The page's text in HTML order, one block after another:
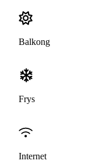
Balkong
Frys
Internet